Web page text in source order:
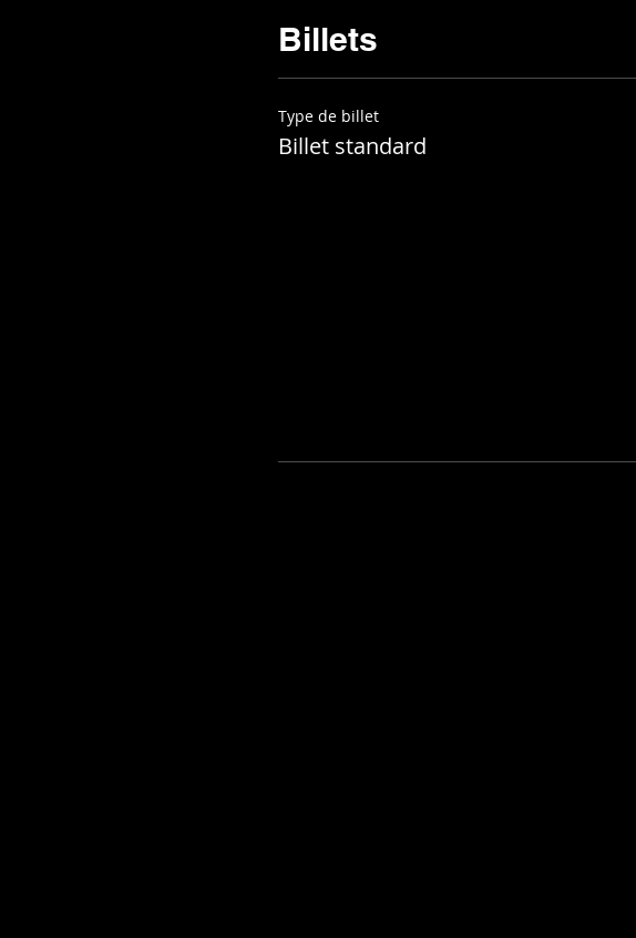
Billets
Type de billet
Billet standard